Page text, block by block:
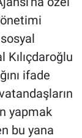
Kılıçdaroğlu
ifade
yapmak
bu yana